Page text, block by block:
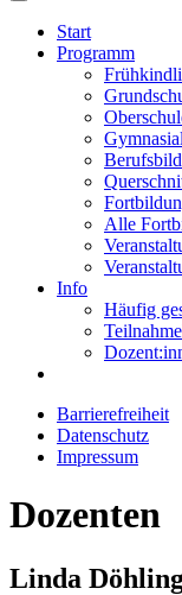
Start
Programm
Alle
Info
Häufig
Barrierefreiheit
Datenschutz
Impressum
Dozenten
Linda